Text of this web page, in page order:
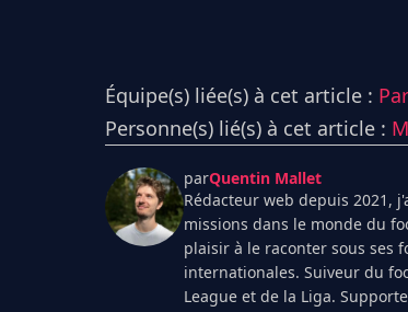
Équipe(s) liée(s) à cet article :
Personne(s) lié(s) à cet article :
parQuentin Mallet
Rédacteur web depuis 2021,
missions dans le monde du
plaisir à le raconter sous ses
internationales. Suiveur du
League et de la Liga.